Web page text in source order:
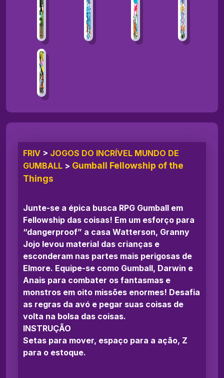
FRIV > JOGOS DO INCRÍVEL MUNDO DE
GUMBALL > Gumball Fellowship of the
Things
Junte-se a épica busca RPG Gumball em
Fellowship das coisas! Em um esforço para
“dangerproof” a casa Watterson, Granny
Jojo levou material das crianças e
esconderam nas partes mais perigosas de
Elmore. Equipe-se como Gumball, Darwin e
Anais para combater os fantasmas e
monstros em oito missões enormes! Desafia
as regras da avó e pegar suas coisas de
volta na bolsa das coisas.
INSTRUÇÃO
Setas para mover, espaço para a ação, Z
para o estoque.